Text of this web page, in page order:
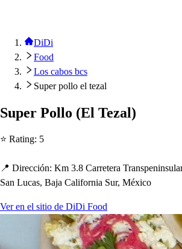
DiDi
Food
Los cabos bcs
Super pollo el tezal
Super Pollo (El Tezal)
⭐ Rating: 5
📍 Dirección: Km 3.8 Carretera Transpenins
San Lucas, Baja California Sur, México
Ver en el sitio de DiDi Food